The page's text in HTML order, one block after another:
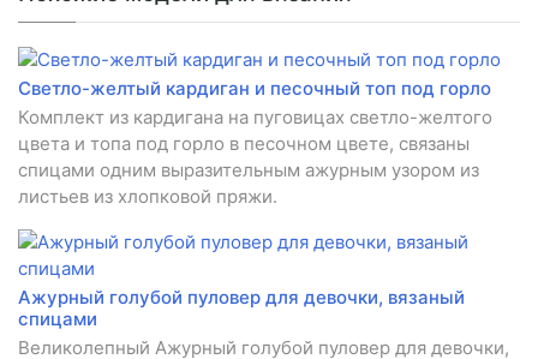
Светло-желтый кардиган и песочный топ под горло
Комплект из кардигана на пуговицах светло-желтого
цвета и топа под горло в песочном цвете, связаны
спицами одним выразительным ажурным узором из
листьев из хлопковой пряжи.
Ажурный голубой пуловер для девочки, вязаный
спицами
Великолепный Ажурный голубой пуловер для девочки,